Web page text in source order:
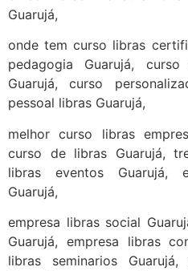
Guarujá,
onde tem curso libras
pedagogia Guarujá,
Guarujá, curso
pessoal libras Guarujá,
melhor curso libras
curso de libras Guarujá,
libras eventos Guarujá,
Guarujá,
empresa libras social
Guarujá, empresa libras
libras seminarios